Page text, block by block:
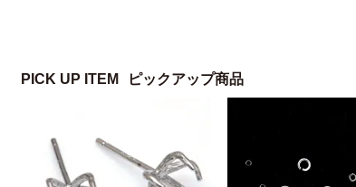
PICK UP ITEM ピックアップ商品